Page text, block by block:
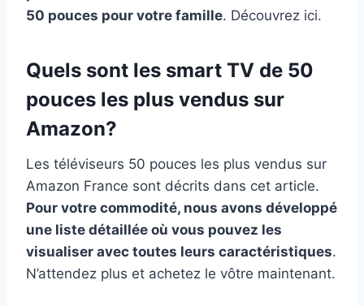
50 pouces pour votre famille. Découvrez ici.
Quels sont les smart TV de 50
pouces les plus vendus sur
Amazon?
Les téléviseurs 50 pouces les plus vendus sur
Amazon France sont décrits dans cet article.
Pour votre commodité, nous avons développé
une liste détaillée où vous pouvez les
visualiser avec toutes leurs caractéristiques.
N’attendez plus et achetez le vôtre maintenant.